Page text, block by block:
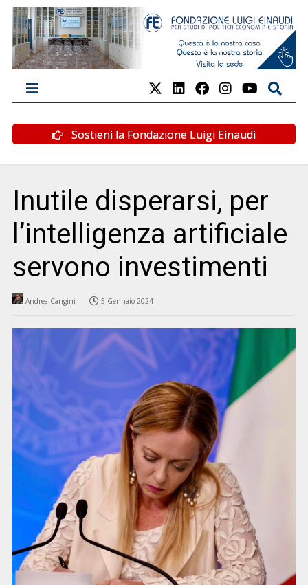
Sostieni la Fondazione Luigi Einaudi
Inutile disperarsi, per
l’intelligenza artificiale
servono investimenti
Andrea Cangini 5 Gennaio 2024